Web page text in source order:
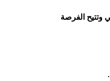
وتتيح الفرصة